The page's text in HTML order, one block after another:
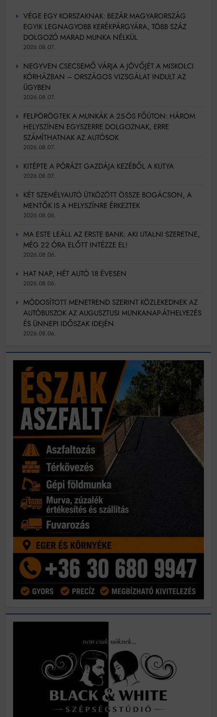
VÉGE EGY KORSZAKNAK: BEZÁR MAGYARORSZÁG
EGYIK LEGNAGYOBB KERÉKPÁRGYÁRA, TÖBB SZÁZ
DOLGOZÓ MARAD MUNKA NÉLKÜL
2026.08.07.
NEGYVEN CSECSEMŐ VÁRJA A JÖVŐJÉT A MISKOLCI
KÓRHÁZBAN – ORSZÁGOS VIZSGÁLAT INDULT AZ
ÜGYBEN
2026.08.07.
FELPÖRÖGTEK A MUNKÁK A 25-ÖS FŐÚTON: HÁROM
HELYSZÍNEN EGYSZERRE DOLGOZNAK, ERRE
SZÁMÍTHATNAK AZ AUTÓSOK
2026.08.07.
KITÉPTE A PÓRÁZT GAZDÁJA KEZÉBŐL A KUTYA
2026.08.07.
KÉT SZEMÉLYAUTÓ ÜTKÖZÖTT ÖSSZE BOGÁCSON, A
MENTŐK IS A HELYSZÍNRE ÉRKEZTEK
2026.08.06.
MA ESTE LEÁLL AZ ERSTE BANK: AKI UTALNI SZERETNE,
MÉG 22 ÓRA ELŐTT INTÉZZE EL!
2026.08.06.
HAT NAP, HÉT AUTÓ 18 ÉVESEN
2026.08.06.
MÓDOSÍTOTT MENETREND SZERINT KÖZLEKEDNEK AZ
AUTÓBUSZOK AZ AUGUSZTUSI MUNKANAP-ÁTHELYEZÉS
ÉS ÜNNEPI IDŐSZAK IDEJÉN
2026.08.06.